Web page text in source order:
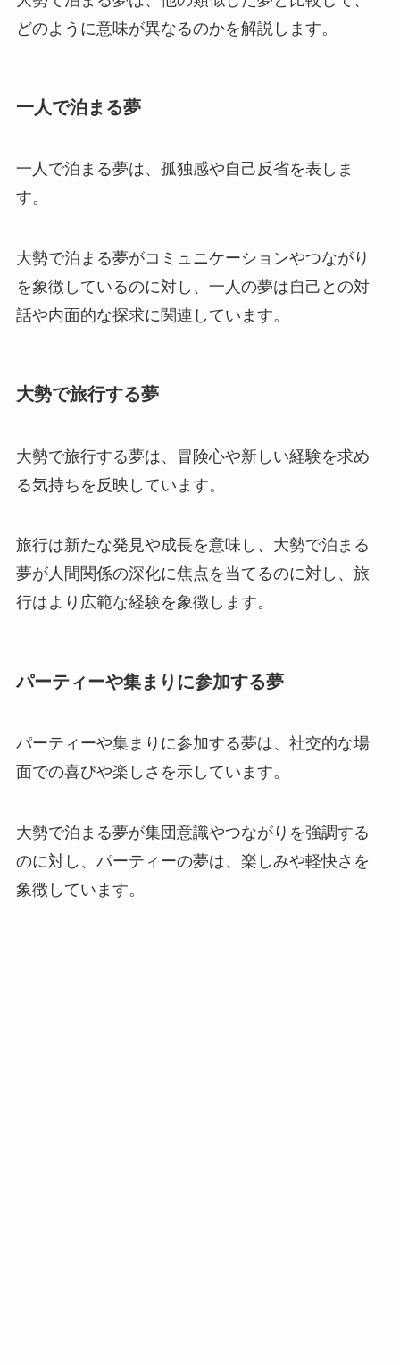
どのように意味が異なるのかを解説します。
一人で泊まる夢
一人で泊まる夢は、孤独感や自己反省を表しま
す。
大勢で泊まる夢がコミュニケーションやつながり
を象徴しているのに対し、一人の夢は自己との対
話や内面的な探求に関連しています。
大勢で旅行する夢
大勢で旅行する夢は、冒険心や新しい経験を求め
る気持ちを反映しています。
旅行は新たな発見や成長を意味し、大勢で泊まる
夢が人間関係の深化に焦点を当てるのに対し、旅
行はより広範な経験を象徴します。
パーティーや集まりに参加する夢
パーティーや集まりに参加する夢は、社交的な場
面での喜びや楽しさを示しています。
大勢で泊まる夢が集団意識やつながりを強調する
のに対し、パーティーの夢は、楽しみや軽快さを
象徴しています。